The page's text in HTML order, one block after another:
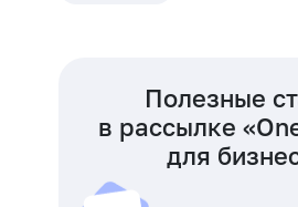
Полезные
в рассылке
для